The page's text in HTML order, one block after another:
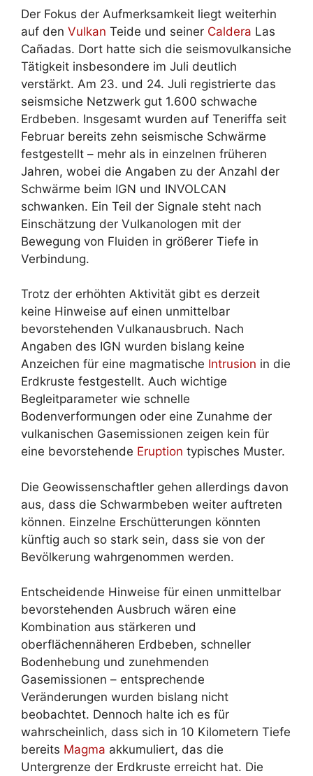
Der Fokus der Aufmerksamkeit liegt weiterhin
auf den Vulkan Teide und seiner Caldera Las
Cañadas. Dort hatte sich die seismovulkansiche
Tätigkeit insbesondere im Juli deutlich
verstärkt. Am 23. und 24. Juli registrierte das
seismsiche Netzwerk gut 1.600 schwache
Erdbeben. Insgesamt wurden auf Teneriffa seit
Februar bereits zehn seismische Schwärme
festgestellt – mehr als in einzelnen früheren
Jahren, wobei die Angaben zu der Anzahl der
Schwärme beim IGN und INVOLCAN
schwanken. Ein Teil der Signale steht nach
Einschätzung der Vulkanologen mit der
Bewegung von Fluiden in größerer Tiefe in
Verbindung.
Trotz der erhöhten Aktivität gibt es derzeit
keine Hinweise auf einen unmittelbar
bevorstehenden Vulkanausbruch. Nach
Angaben des IGN wurden bislang keine
Anzeichen für eine magmatische Intrusion in die
Erdkruste festgestellt. Auch wichtige
Begleitparameter wie schnelle
Bodenverformungen oder eine Zunahme der
vulkanischen Gasemissionen zeigen kein für
eine bevorstehende Eruption typisches Muster.
Die Geowissenschaftler gehen allerdings davon
aus, dass die Schwarmbeben weiter auftreten
können. Einzelne Erschütterungen könnten
künftig auch so stark sein, dass sie von der
Bevölkerung wahrgenommen werden.
Entscheidende Hinweise für einen unmittelbar
bevorstehenden Ausbruch wären eine
Kombination aus stärkeren und
oberflächennäheren Erdbeben, schneller
Bodenhebung und zunehmenden
Gasemissionen – entsprechende
Veränderungen wurden bislang nicht
beobachtet. Dennoch halte ich es für
wahrscheinlich, dass sich in 10 Kilometern Tiefe
bereits Magma akkumuliert, das die
Untergrenze der Erdkruste erreicht hat. Die